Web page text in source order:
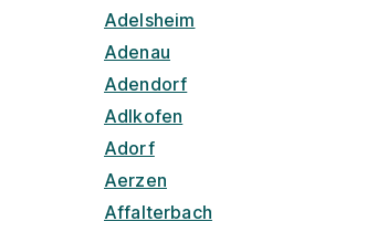
Adelsheim
Adenau
Adendorf
Adlkofen
Adorf
Aerzen
Affalterbach